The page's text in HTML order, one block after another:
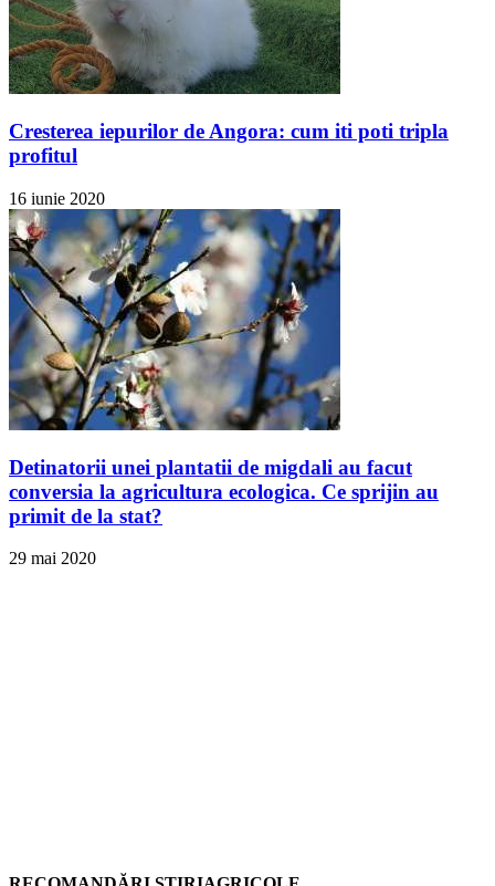
Cresterea iepurilor de Angora: cum iti poti tripla
profitul
16 iunie 2020
Detinatorii unei plantatii de migdali au facut
conversia la agricultura ecologica. Ce sprijin au
primit de la stat?
29 mai 2020